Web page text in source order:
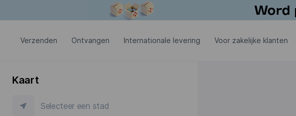
Verzenden Ontvangen Internationale levering Voor zakelijke klanten
Kaart
Selecteer een stad